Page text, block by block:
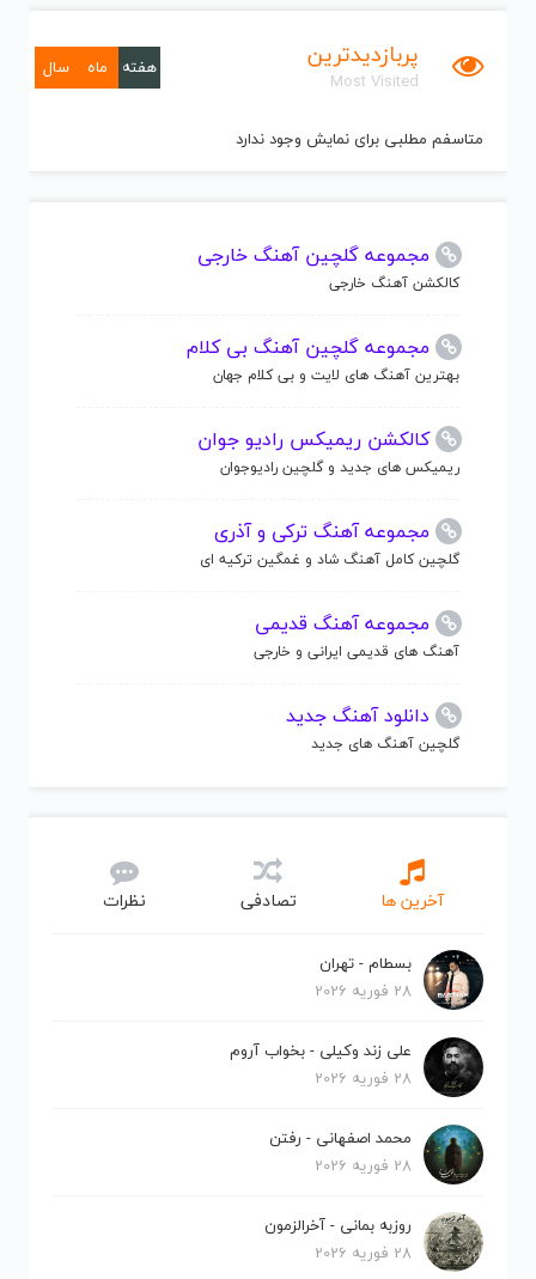
پربازدیدترین
Most Visited
هفته ماه سال
متاسفم مطلبی برای نمایش وجود ندارد
مجموعه گلچین آهنگ خارجی
کالکشن آهنگ خارجی
مجموعه گلچین آهنگ بی کلام
بهترین آهنگ های لایت و بی کلام جهان
کالکشن ریمیکس رادیو جوان
ریمیکس های جدید و گلچین رادیوجوان
مجموعه آهنگ ترکی و آذری
گلچین کامل آهنگ شاد و غمگین ترکیه ای
مجموعه آهنگ قدیمی
آهنگ های قدیمی ایرانی و خارجی
دانلود آهنگ جدید
گلچین آهنگ های جدید
آخرین ها تصادفی نظرات
بسطام - تهران
28 فوریه 2026
علی زند وکیلی - بخواب آروم
28 فوریه 2026
محمد اصفهانی - رفتن
28 فوریه 2026
روزبه بمانی - آخرالزمون
28 فوریه 2026